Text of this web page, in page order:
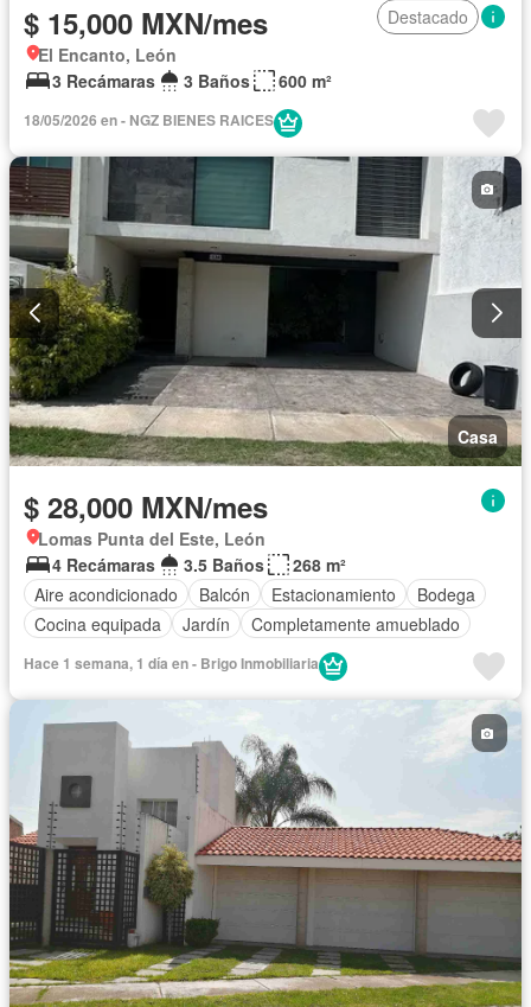
$ 15,000 MXN/mes
Destacado
El Encanto, León
3 Recámaras
3 Baños 600 m²
18/05/2026 en - NGZ BIENES RAICES
Casa
$ 28,000 MXN/mes
Lomas Punta del Este, León
4 Recámaras
3.5 Baños
268 m²
Aire acondicionado
Balcón Estacionamiento
Bodega
Cocina equipada
Jardín Completamente amueblado
Hace 1 semana, 1 día en - Brigo Inmobiliaria